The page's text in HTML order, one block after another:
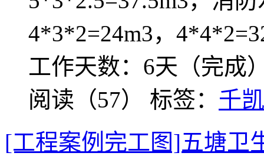
4*3*2=24m3，
工作天数：6天（完成
阅读（57） 标签： 千
[工程案例完工图]五塘卫